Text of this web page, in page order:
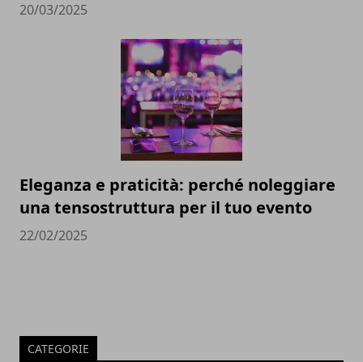
20/03/2025
Eleganza e praticità: perché noleggiare
una tensostruttura per il tuo evento
22/02/2025
CATEGORIE